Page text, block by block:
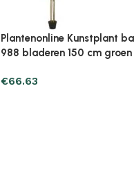
Plantenonline Kunstplant
buxus spiraal 59 cm groen
€49.97